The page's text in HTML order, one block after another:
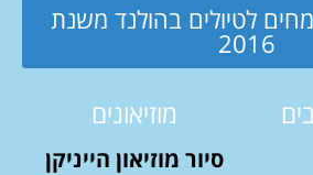
לטיולים בהולנד משנת
2016
מוזיאונים
סיור מוזיאון הייניקן